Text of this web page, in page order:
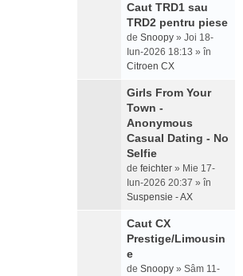
Caut TRD1 sau
TRD2 pentru piese
de Snoopy » Joi 18-
Iun-2026 18:13 » în
Citroen CX
Girls From Your
Town -
Anonymous
Casual Dating - No
Selfie
de feichter » Mie 17-
Iun-2026 20:37 » în
Suspensie - AX
Caut CX
Prestige/Limousin
e
de Snoopy » Sâm 11-